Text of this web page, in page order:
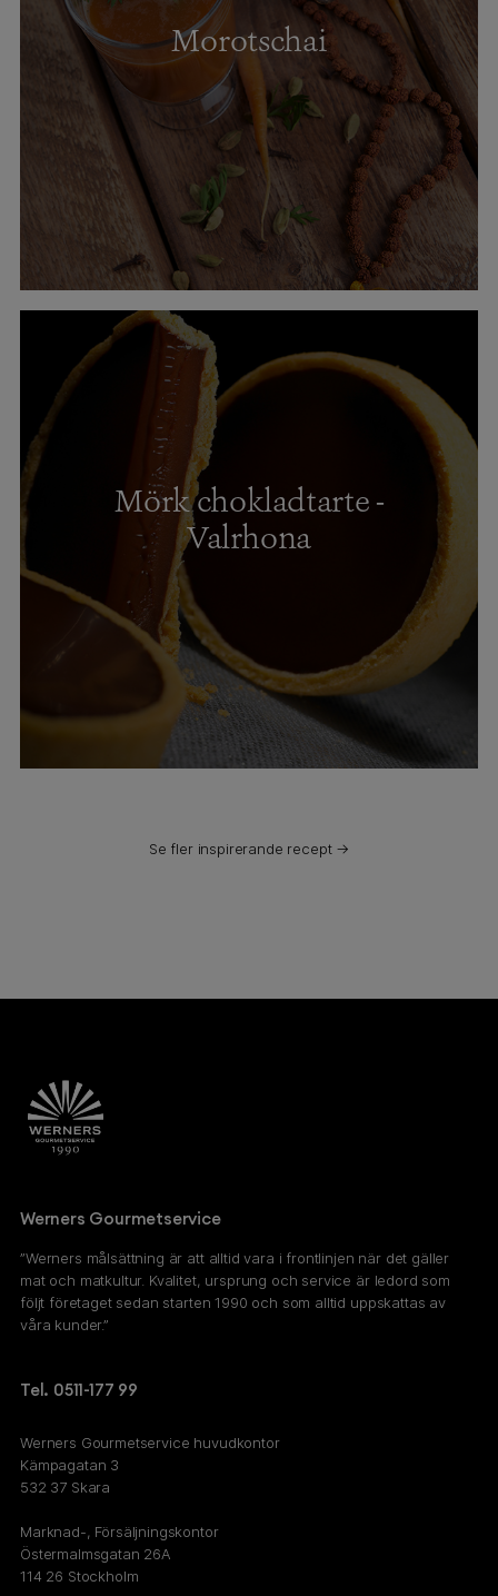
Morotschai
Mörk chokladtarte -
Valrhona
Se fler inspirerande recept →
Werners Gourmetservice
”Werners målsättning är att alltid vara i frontlinjen när det gäller
mat och matkultur. Kvalitet, ursprung och service är ledord som
följt företaget sedan starten 1990 och som alltid uppskattas av
våra kunder.”
Tel. 0511-177 99
Werners Gourmetservice huvudkontor
Kämpagatan 3
532 37 Skara
Marknad-, Försäljningskontor
Östermalmsgatan 26A
114 26 Stockholm